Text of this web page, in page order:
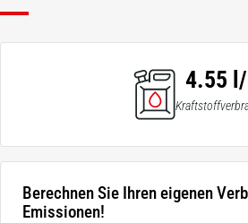
4.55
Berechnen Sie Ihren eigenen
Emissionen!